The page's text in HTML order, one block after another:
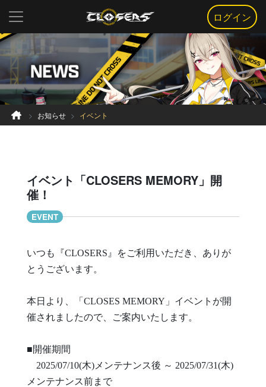
ログイン
お知らせ イベント
イベント「CLOSERS MEMORY」開
催！
EVENT
いつも『CLOSERS』をご利用いただき、ありが
とうございます。
本日より、「CLOSES MEMORY」イベントが開
催されましたので、ご案内いたします。
■開催期間
2025/07/10(木)メンテナンス後 ～ 2025/07/31(木)
メンテナンス前まで